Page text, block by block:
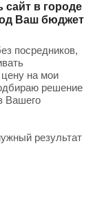
сайт в городе
Ваш бюджет
посредников,
на мои
решение
Вашего
результат